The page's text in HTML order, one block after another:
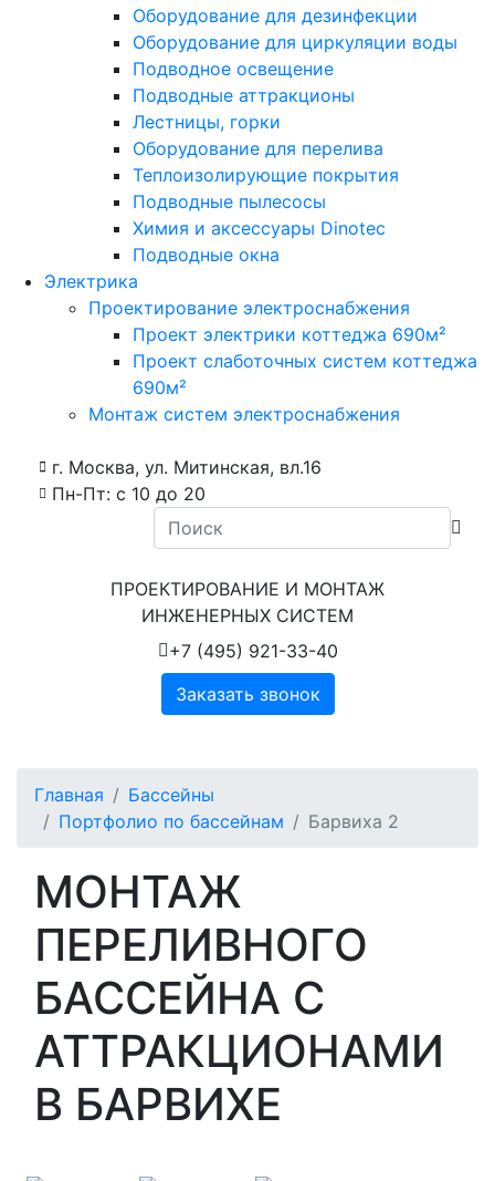
Оборудование для дезинфекции
Оборудование для циркуляции воды
Подводное освещение
Подводные аттракционы
Лестницы, горки
Оборудование для перелива
Теплоизолирующие покрытия
Подводные пылесосы
Химия и аксессуары Dinotec
Подводные окна
Электрика
Проектирование электроснабжения
Проект электрики коттеджа 690м²
Проект слаботочных систем коттеджа
690м²
Монтаж систем электроснабжения
г. Москва, ул. Митинская, вл.16
Пн-Пт: с 10 до 20
ПРОЕКТИРОВАНИЕ И МОНТАЖ
ИНЖЕНЕРНЫХ СИСТЕМ
+7 (495) 921-33-40
Заказать звонок
Главная
Бассейны
Портфолио по бассейнам
Барвиха 2
МОНТАЖ
ПЕРЕЛИВНОГО
БАССЕЙНА С
АТТРАКЦИОНАМИ
В БАРВИХЕ